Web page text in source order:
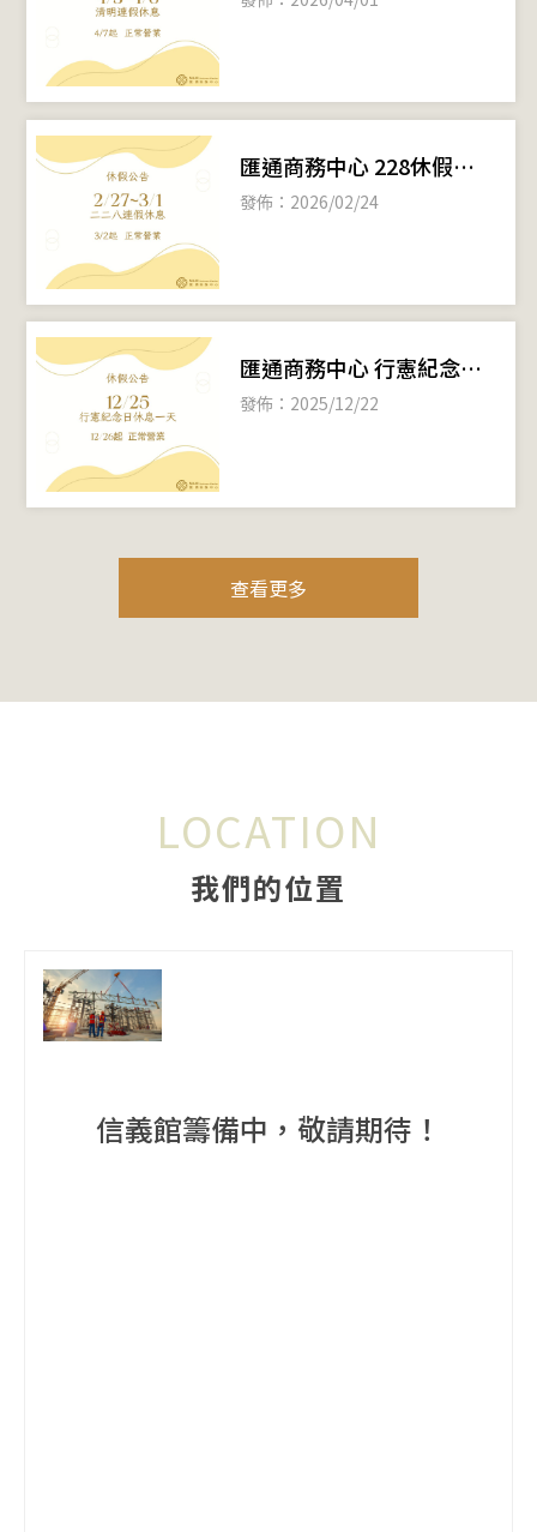
匯通商務中心 228休假公
告
發佈：2026/02/24
匯通商務中心 行憲紀念日
休假公告
發佈：2025/12/22
查看更多
LOCATION
我們的位置
信義館籌備中，敬請期待！